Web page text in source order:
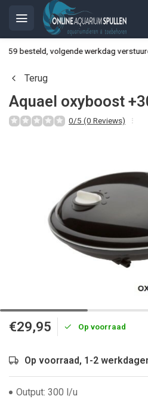
besteld, volgende werkdag
Terug
Aquael oxyboost
0/5 (0 Reviews)
€29,95 Op voorraad
Op voorraad, 1-2
Output: 300 l/u